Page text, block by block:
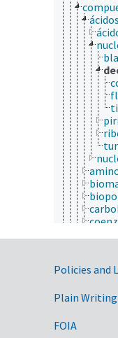
Policies and
Plain Writing
FOIA